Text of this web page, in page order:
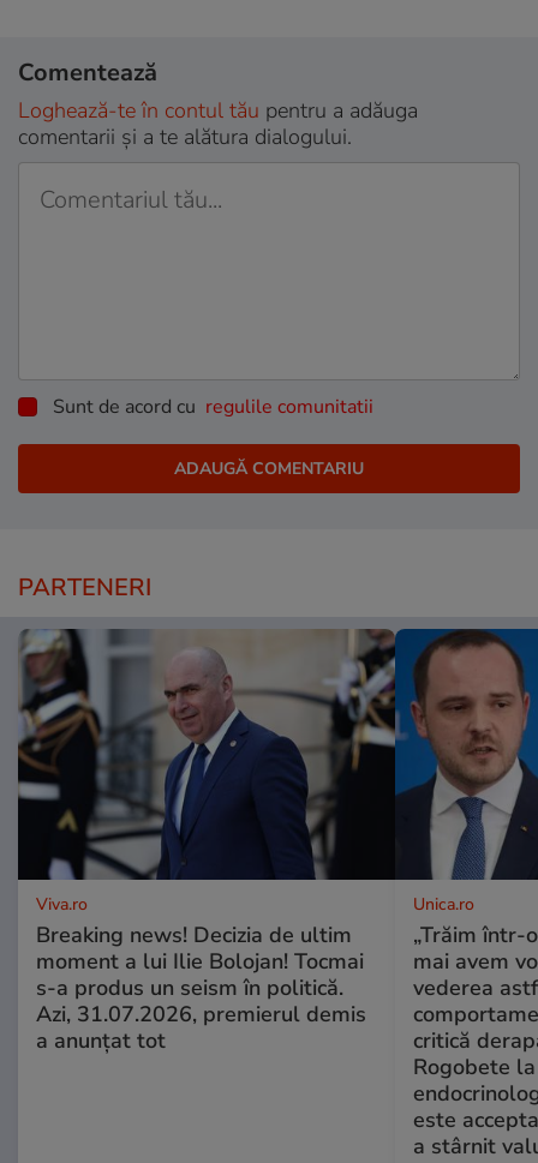
Comentează
Loghează-te în contul tău pentru a adăuga
comentarii și a te alătura dialogului.
Sunt de acord cu regulile comunitatii
PARTENERI
Viva.ro
Breaking news! Decizia de ultim
moment a lui Ilie Bolojan! Tocmai
s-a produs un seism în politică.
Azi, 31.07.2026, premierul demis
a anunțat tot
Unica.ro
„Trăim într-
mai avem
vederea
critică
Rogobete
este
a stârnit